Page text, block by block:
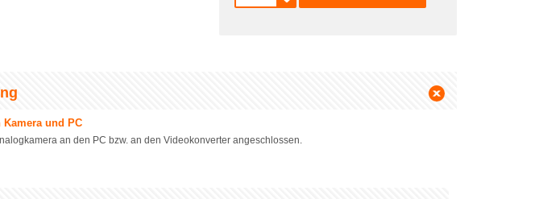
und PC
an den PC bzw. an den Videokonverter angeschlossen.